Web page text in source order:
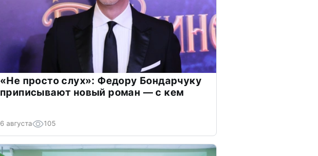
«Не просто слух»: Федору Бондарчуку
приписывают новый роман — с кем
6 августа 105